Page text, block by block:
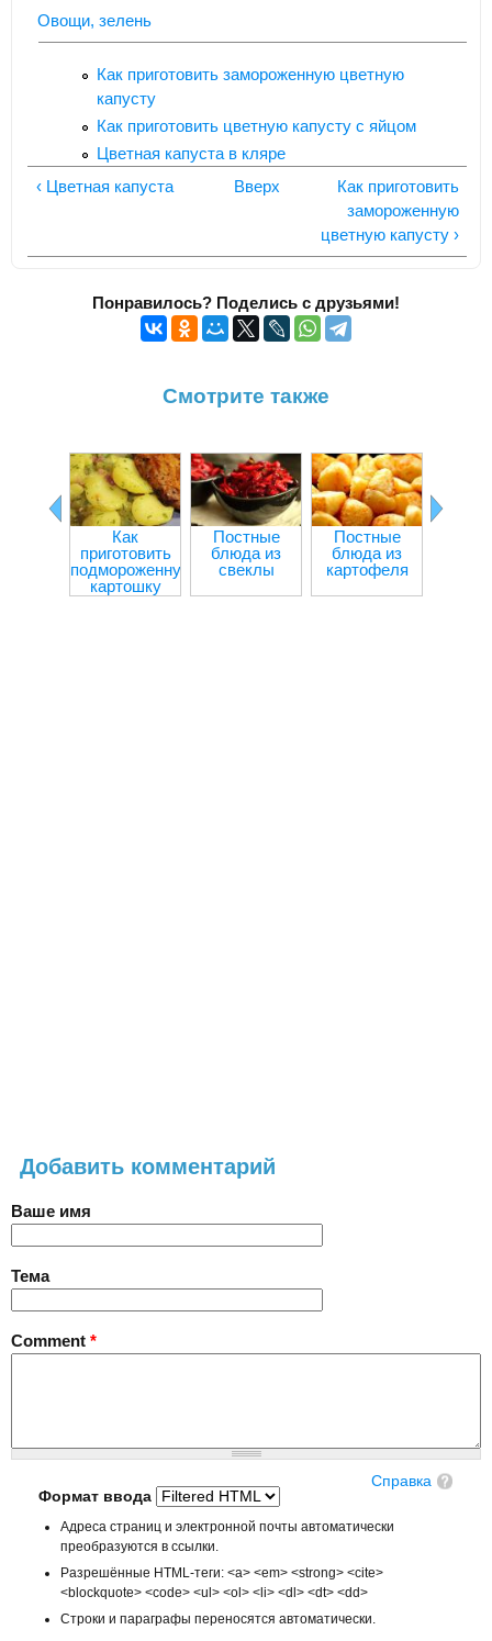
Овощи, зелень
Как приготовить замороженную цветную
капусту
Как приготовить цветную капусту с яйцом
Цветная капуста в кляре
‹ Цветная капуста
Вверх
Как приготовить
замороженную
цветную капусту ›
Понравилось? Поделись с друзьями!
Смотрите также
Как
приготовить
подмороженную
картошку
Постные
блюда из
свеклы
Постные
блюда из
картофеля
Добавить комментарий
Ваше имя
Тема
Comment *
Справка
Формат ввода
Адреса страниц и электронной почты автоматически
преобразуются в ссылки.
Разрешённые HTML-теги: <a> <em> <strong> <cite>
<blockquote> <code> <ul> <ol> <li> <dl> <dt> <dd>
Строки и параграфы переносятся автоматически.